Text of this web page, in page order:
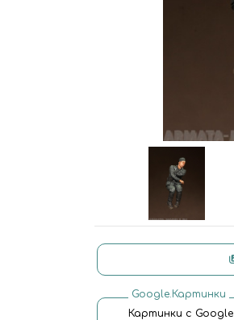
Google.Картинки
Картинки с Google